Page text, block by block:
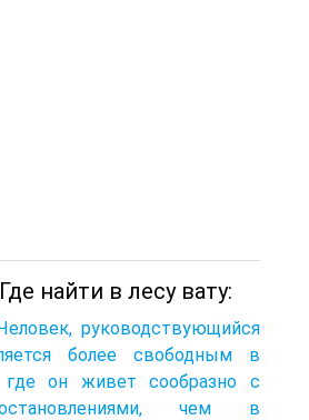
найти в лесу вату:
руководствующийся
более свободным в
где он живет сообразно с
чем в